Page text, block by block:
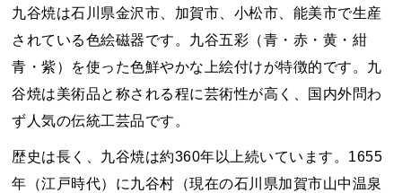
九谷焼は石川県金沢市、加賀市、小松市、能美市で生産
されている色絵磁器です。九谷五彩（青・赤・黄・紺
青・紫）を使った色鮮やかな上絵付けが特徴的です。九
谷焼は美術品と称される程に芸術性が高く、国内外問わ
ず人気の伝統工芸品です。
歴史は長く、九谷焼は約360年以上続いています。1655
年（江戸時代）に九谷村（現在の石川県加賀市山中温泉